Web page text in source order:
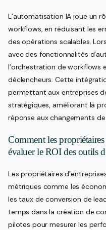
L’automatisation IA joue un
workflows, en réduisant les
des opérations scalables.
avec des fonctionnalités
l’orchestration de workflows
déclencheurs. Cette
permettant aux entreprises
stratégiques, améliorant la
réponse aux changements de
Comment les
évaluer le ROI des outils
Les propriétaires
métriques comme les
les taux de conversion de
temps dans la création de
pilotes pour mesurer les